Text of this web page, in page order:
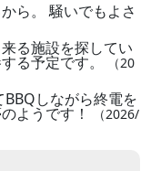
ら。 騒いでもよさ
る施設を探してい
る予定です。
（20
しながら終電を
ようです！
（2026/